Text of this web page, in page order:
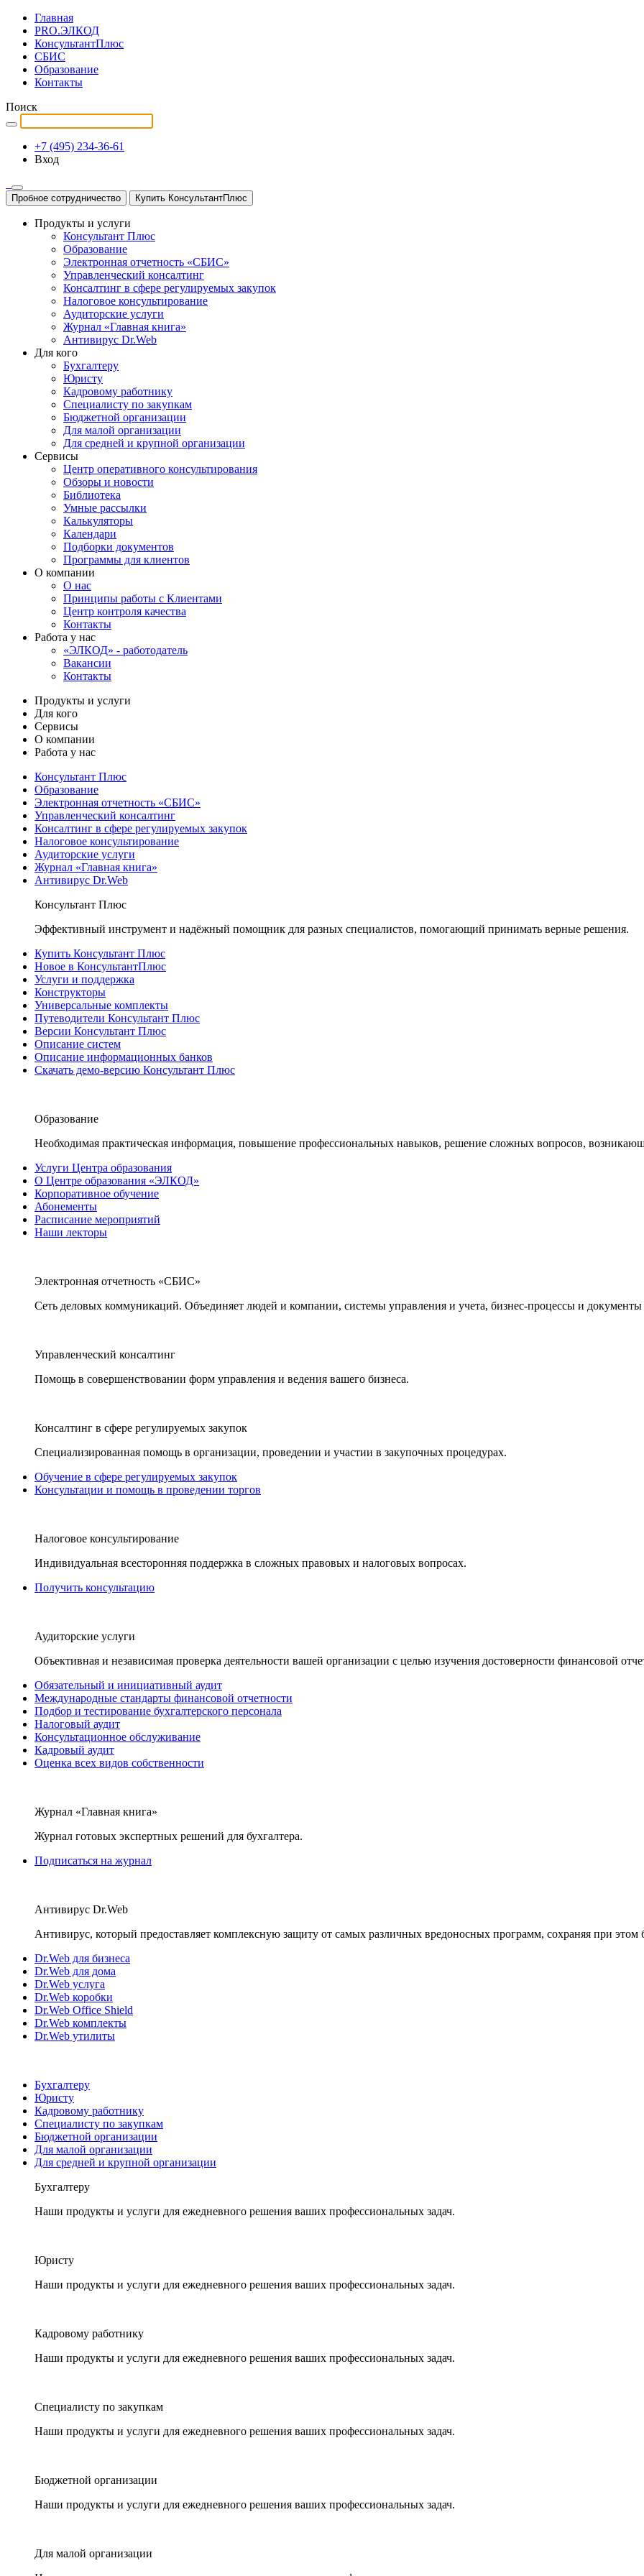
Главная
PRO.ЭЛКОД
КонсультантПлюс
СБИС
Образование
Контакты
Поиск
+7 (495) 234-36-61
Вход
Пробное сотрудничество Купить КонсультантПлюс
Продукты и услуги
Консультант Плюс
Образование
Электронная отчетность «СБИС»
Управленческий консалтинг
Консалтинг в сфере регулируемых закупок
Налоговое консультирование
Аудиторские услуги
Журнал «Главная книга»
Антивирус Dr.Web
Для кого
Бухгалтеру
Юристу
Кадровому работнику
Специалисту по закупкам
Бюджетной организации
Для малой организации
Для средней и крупной организации
Сервисы
Центр оперативного консультирования
Обзоры и новости
Библиотека
Умные рассылки
Калькуляторы
Календари
Подборки документов
Программы для клиентов
О компании
О нас
Принципы работы с Клиентами
Центр контроля качества
Контакты
Работа у нас
«ЭЛКОД» - работодатель
Вакансии
Контакты
Продукты и услуги
Для кого
Сервисы
О компании
Работа у нас
Консультант Плюс
Образование
Электронная отчетность «СБИС»
Управленческий консалтинг
Консалтинг в сфере регулируемых закупок
Налоговое консультирование
Аудиторские услуги
Журнал «Главная книга»
Антивирус Dr.Web
Консультант Плюс
Эффективный инструмент и надёжный помощник для разных специалистов, помогающий принимать верные решения.
Купить Консультант Плюс
Новое в КонсультантПлюс
Услуги и поддержка
Конструкторы
Универсальные комплекты
Путеводители Консультант Плюс
Версии Консультант Плюс
Описание систем
Описание информационных банков
Скачать демо-версию Консультант Плюс
Образование
Необходимая практическая информация, повышение профессиональных навыков, решение сложных вопросов,
Услуги Центра образования
О Центре образования «ЭЛКОД»
Корпоративное обучение
Абонементы
Расписание мероприятий
Наши лекторы
Электронная отчетность «СБИС»
Сеть деловых коммуникаций. Объединяет людей и компании, системы управления и учета, бизнес-процессы и документы
Управленческий консалтинг
Помощь в совершенствовании форм управления и ведения вашего бизнеса.
Консалтинг в сфере регулируемых закупок
Специализированная помощь в организации, проведении и участии в закупочных процедурах.
Обучение в сфере регулируемых закупок
Консультации и помощь в проведении торгов
Налоговое консультирование
Индивидуальная всесторонняя поддержка в сложных правовых и налоговых вопросах.
Получить консультацию
Аудиторские услуги
Объективная и независимая проверка деятельности вашей организации с целью изучения достоверности финансовой
Обязательный и инициативный аудит
Международные стандарты финансовой отчетности
Подбор и тестирование бухгалтерского персонала
Налоговый аудит
Консультационное обслуживание
Кадровый аудит
Оценка всех видов собственности
Журнал «Главная книга»
Журнал готовых экспертных решений для бухгалтера.
Подписаться на журнал
Антивирус Dr.Web
Антивирус, который предоставляет комплексную защиту от самых различных вредоносных программ, сохраняя при этом
Dr.Web для бизнеса
Dr.Web для дома
Dr.Web услуга
Dr.Web коробки
Dr.Web Office Shield
Dr.Web комплекты
Dr.Web утилиты
Бухгалтеру
Юристу
Кадровому работнику
Специалисту по закупкам
Бюджетной организации
Для малой организации
Для средней и крупной организации
Бухгалтеру
Наши продукты и услуги для ежедневного решения ваших профессиональных задач.
Юристу
Наши продукты и услуги для ежедневного решения ваших профессиональных задач.
Кадровому работнику
Наши продукты и услуги для ежедневного решения ваших профессиональных задач.
Специалисту по закупкам
Наши продукты и услуги для ежедневного решения ваших профессиональных задач.
Бюджетной организации
Наши продукты и услуги для ежедневного решения ваших профессиональных задач.
Для малой организации